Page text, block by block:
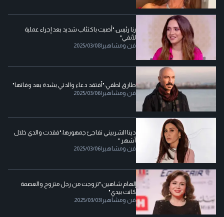
رنا رئيس:"أصبت باكتئاب شديد بعد إجراء عملية
لأنفي"
فن ومشاهير |
2025/03/08
طارق لطفي:"أفتقد دعاء والدتي بشدة بعد وفاتها"
فن ومشاهير |
2025/03/06
دينا الشربيني تفاجئ جمهورها:"فقدت والدي خلال
أشهر "
فن ومشاهير |
2025/03/06
إلهام شاهين:"تزوجت من رجل متزوج والعصمة
كانت بيدي"
فن ومشاهير |
2025/03/03